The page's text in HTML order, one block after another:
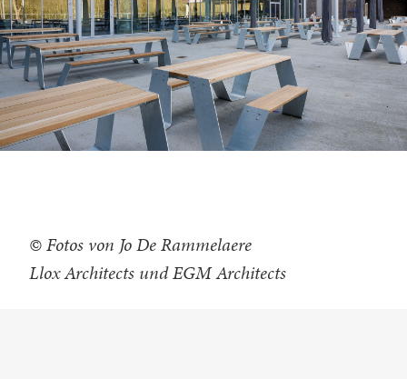
© Fotos von Jo De Rammelaere
Llox Architects und EGM Architects